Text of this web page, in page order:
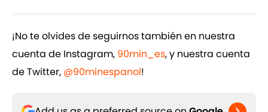
¡No te olvides de seguirnos también en nuestra
cuenta de Instagram, 90min_es, y nuestra cuenta
de Twitter, @90minespanol!